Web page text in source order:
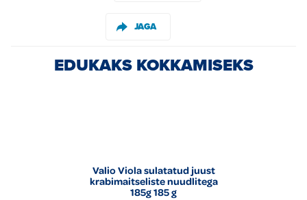
JAGA
EDUKAKS KOKKAMISEKS
Valio Viola sulatatud juust
krabimaitseliste nuudlitega
185g 185 g